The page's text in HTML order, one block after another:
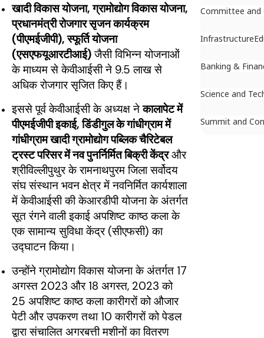
खादी विकास योजना, ग्रामोद्योग विकास योजना,
प्रधानमंत्री रोजगार सृजन कार्यक्रम
(पीएमईजीपी), स्फूर्ति योजना
(एसएफयूआरटीआई)जैसी विभिन्न योजनाओं
के माध्यम से केवीआईसी ने 9.5 लाख से
अधिक रोजगार सृजित किए हैं।
इससे पूर्व केवीआईसी के अध्यक्ष नेकालापेट में
पीएमईजीपी इकाई, डिंडीगुल के गांधीग्राम में
गांधीग्राम खादी ग्रामोद्योग पब्लिक चैरिटेबल
ट्रस्ट परिसर में नव पुनर्निर्मित बिक्री केंद्रऔर
श्रीविल्लीपुथुर के रामनाथपुरम जिला सर्वोदय
संघ संस्थान भवन क्षेत्र में नवनिर्मित कार्यशाला
में केवीआईसी की केआरडीपी योजना के अंतर्गत
सूत रंगने वाली इकाई अपशिष्ट काष्ठ कला के
एक सामान्य सुविधा केंद्र (सीएफसी) का
उद्घाटन किया।
उन्होंने ग्रामोद्योग विकास योजना के अंतर्गत 17
अगस्त 2023 और 18 अगस्त, 2023 को
25 अपशिष्ट काष्ठ कला कारीगरों को औजार
पेटी और उपकरण तथा 10 कारीगरों को पेडल
द्वारा संचालित अगरबत्ती मशीनों का वितरण
Committee and
Infrastructure
Banking &
Science and
Summit and